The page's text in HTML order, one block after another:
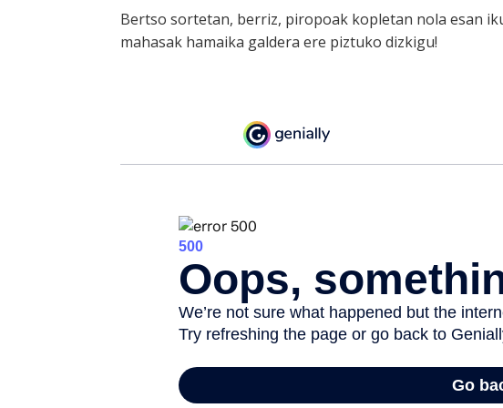
Bertso sortetan, berriz, piropoak kopletan nola esan
mahasak hamaika galdera ere piztuko dizkigu!